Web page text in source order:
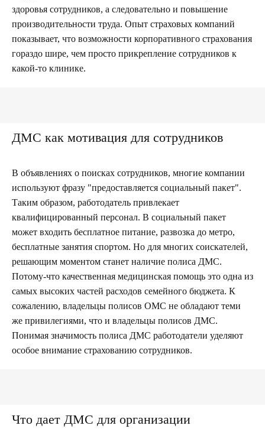
здоровья сотрудников, а следовательно и повышение
производительности труда. Опыт страховых компаний
показывает, что возможности корпоративного страхования
гораздо шире, чем просто прикрепление сотрудников к
какой-то клинике.
ДМС как мотивация для сотрудников
В объявлениях о поисках сотрудников, многие компании
используют фразу "предоставляется социальный пакет".
Таким образом, работодатель привлекает
квалифицированный персонал. В социальный пакет
может входить бесплатное питание, развозка до метро,
бесплатные занятия спортом. Но для многих соискателей,
решающим моментом станет наличие полиса ДМС.
Потому-что качественная медицинская помощь это одна из
самых высоких частей расходов семейного бюджета. К
сожалению, владельцы полисов ОМС не обладают теми
же привилегиями, что и владельцы полисов ДМС.
Понимая значимость полиса ДМС работодатели уделяют
особое внимание страхованию сотрудников.
Что дает ДМС для организации